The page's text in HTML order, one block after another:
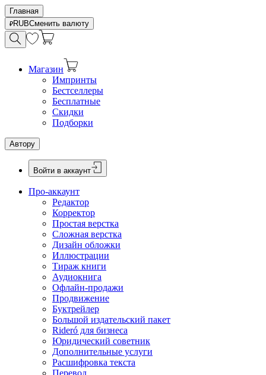
Главная
RUBСменить валюту
Магазин
Импринты
Бестселлеры
Бесплатные
Скидки
Подборки
Автору
Войти в аккаунт
Про-аккаунт
Редактор
Корректор
Простая верстка
Сложная верстка
Дизайн обложки
Иллюстрации
Тираж книги
Аудиокнига
Офлайн-продажи
Продвижение
Буктрейлер
Большой издательский пакет
Rideró для бизнеса
Юридический советник
Дополнительные услуги
Расшифровка текста
Перевод